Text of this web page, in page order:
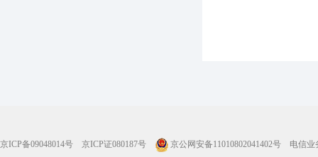
京ICP备09048014号 京ICP证080187号 京公网安备11010802041402号
电信业